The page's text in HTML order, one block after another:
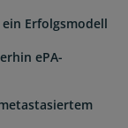
Erfolgsmodell
ePA-